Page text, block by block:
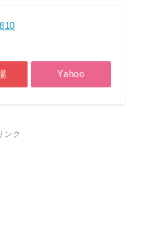
Yahoo
ンク